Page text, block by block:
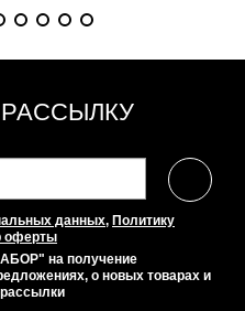
данных, Политику
оферты
на получение
о новых товарах и